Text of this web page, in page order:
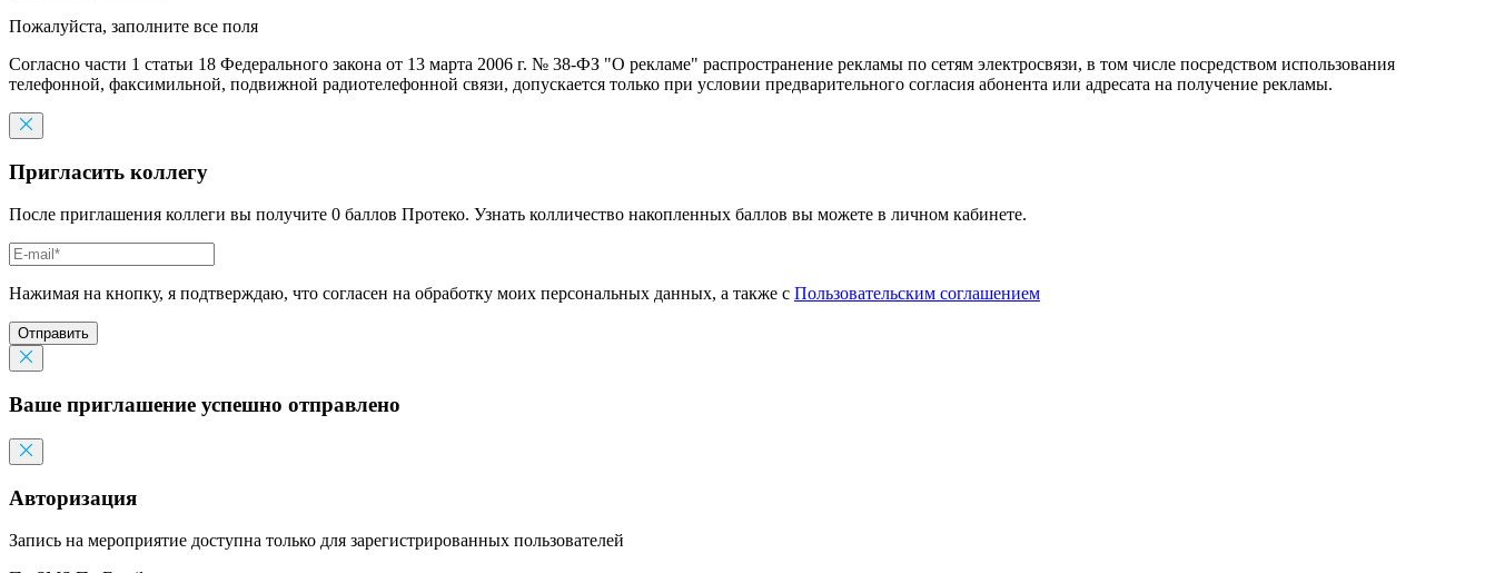
Пожалуйста, заполните все поля
Согласно части 1 статьи 18 Федерального закона от 13 марта 2006 г. № 38-ФЗ "О рекламе" распространение рекламы по сетям электросвязи, в том числе посредством использования
телефонной, факсимильной, подвижной радиотелефонной связи, допускается только при условии предварительного согласия абонента или адресата на получение рекламы.
Пригласить коллегу
После приглашения коллеги вы получите 0 баллов Протеко. Узнать колличество накопленных баллов вы можете в личном кабинете.
Нажимая на кнопку, я подтверждаю, что согласен на обработку моих персональных данных, а также с Пользовательским соглашением
Отправить
Ваше приглашение успешно отправлено
Авторизация
Запись на мероприятие доступна только для зарегистрированных пользователей